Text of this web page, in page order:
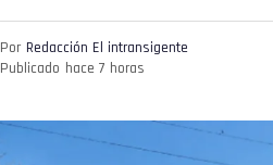
Por Redacción El intransigente
Publicado hace 7 horas